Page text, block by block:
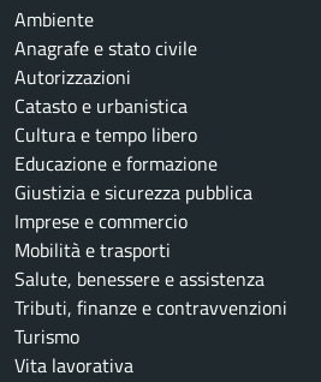
Ambiente
Anagrafe e stato civile
Autorizzazioni
Catasto e urbanistica
Cultura e tempo libero
Educazione e formazione
Giustizia e sicurezza pubblica
Imprese e commercio
Mobilità e trasporti
Salute, benessere e assistenza
Tributi, finanze e contravvenzioni
Turismo
Vita lavorativa